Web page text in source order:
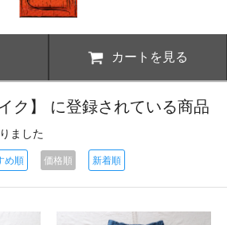
カートを見る
ク】 に登録されている商品
ました
め順 価格順 新着順